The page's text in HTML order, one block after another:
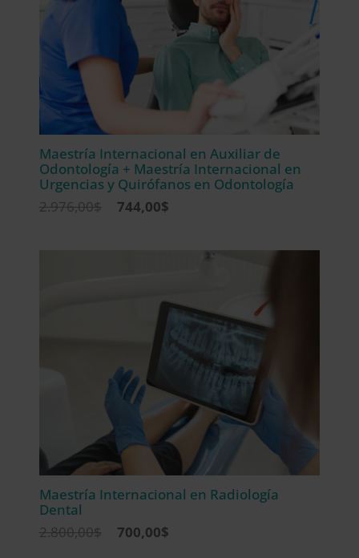
Maestría Internacional en Auxiliar de
Odontología + Maestría Internacional en
Urgencias y Quirófanos en Odontología
2.976,00$
El
744,00$El
Maestría Internacional en Radiología
Dental
2.800,00$
El
700,00$El